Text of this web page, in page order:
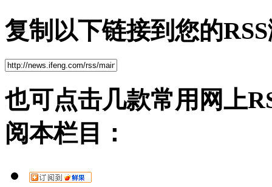
复制以下链接到您的
也可点击几款常用网上
阅本栏目：